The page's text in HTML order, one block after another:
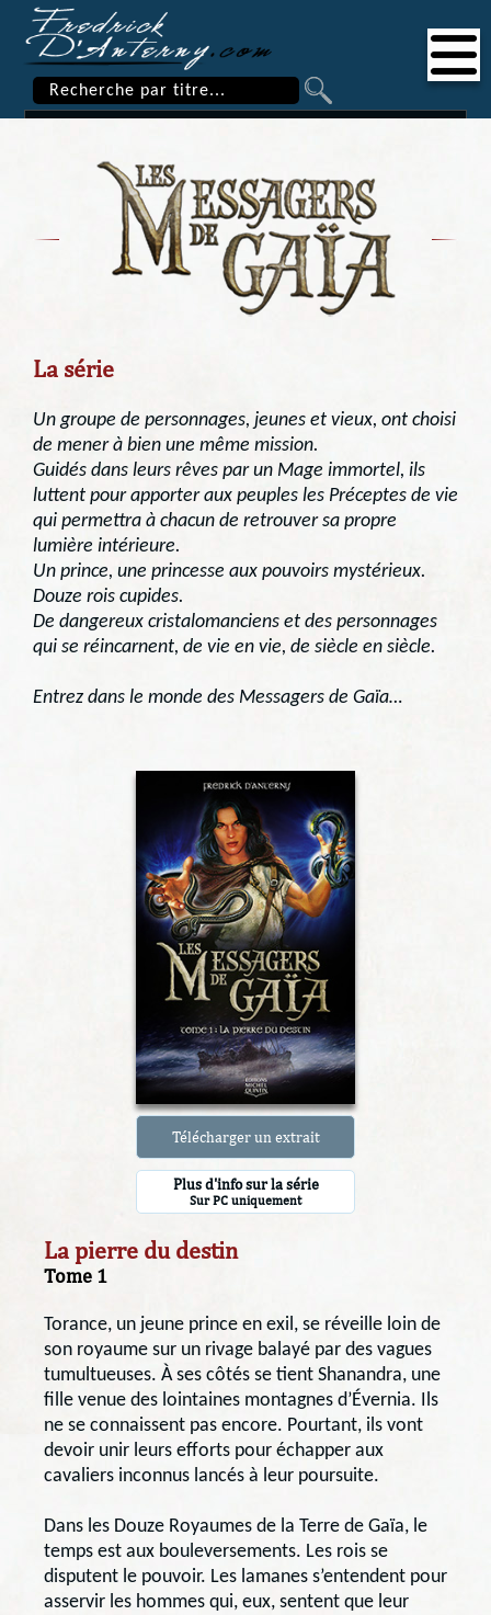
La série
Un groupe de personnages, jeunes et vieux, ont choisi
de mener à bien une même mission.
Guidés dans leurs rêves par un Mage immortel, ils
luttent pour apporter aux peuples les Préceptes de vie
qui permettra à chacun de retrouver sa propre
lumière intérieure.
Un prince, une princesse aux pouvoirs mystérieux.
Douze rois cupides.
De dangereux cristalomanciens et des personnages
qui se réincarnent, de vie en vie, de siècle en siècle.
Entrez dans le monde des Messagers de Gaïa…
Télécharger un extrait
Plus d'info sur la série
Sur PC uniquement
La pierre du destin
Tome 1
Torance, un jeune prince en exil, se réveille loin de
son royaume sur un rivage balayé par des vagues
tumultueuses. À ses côtés se tient Shanandra, une
fille venue des lointaines montagnes d’Évernia. Ils
ne se connaissent pas encore. Pourtant, ils vont
devoir unir leurs efforts pour échapper aux
cavaliers inconnus lancés à leur poursuite.
Dans les Douze Royaumes de la Terre de Gaïa, le
temps est aux bouleversements. Les rois se
disputent le pouvoir. Les lamanes s’entendent pour
asservir les hommes qui, eux, sentent que leur